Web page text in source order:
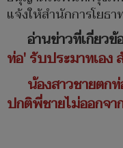
แจ้งให้สำนักการโยธ
อ่านข่าวที่เกี่ยวข้
ท่อ' รับประมาทเอง
น้องสาวชายตก
ปกติพี่ชายไม่ออกจา